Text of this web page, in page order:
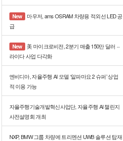
New
마우저, ams OSRAM 차량용 적외선 LED 공
급
New
美 마이크로비전, 2분기 매출 150만 달러 ···
라이다 사업 다각화
엔비디아, 자율주행 AI 모델 ‘알파마요 2 슈퍼’ 상업
적 이용 가능
자율주행기술개발혁신사업단, 자율주행 AI 챌린지
사전설명회 개최
NXP, BMW 그룹 차량에 트리멘션 UWB 솔루션 탑재